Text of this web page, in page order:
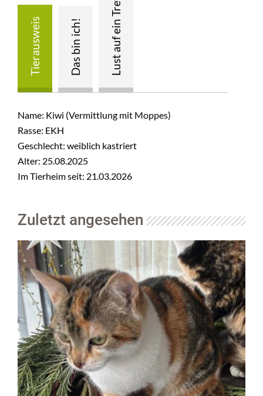
Name: Kiwi (Vermittlung mit Moppes)
Rasse: EKH
Geschlecht: weiblich kastriert
Alter: 25.08.2025
Im Tierheim seit: 21.03.2026
Zuletzt angesehen